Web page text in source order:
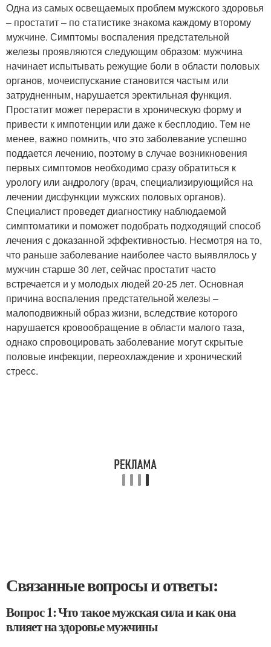
Одна из самых освещаемых проблем мужского здоровья
– простатит – по статистике знакома каждому второму
мужчине. Симптомы воспаления предстательной
железы проявляются следующим образом: мужчина
начинает испытывать режущие боли в области половых
органов, мочеиспускание становится частым или
затрудненным, нарушается эректильная функция.
Простатит может перерасти в хроническую форму и
привести к импотенции или даже к бесплодию. Тем не
менее, важно помнить, что это заболевание успешно
поддается лечению, поэтому в случае возникновения
первых симптомов необходимо сразу обратиться к
урологу или андрологу (врач, специализирующийся на
лечении дисфункции мужских половых органов).
Специалист проведет диагностику наблюдаемой
симптоматики и поможет подобрать подходящий способ
лечения с доказанной эффективностью. Несмотря на то,
что раньше заболевание наиболее часто выявлялось у
мужчин старше 30 лет, сейчас простатит часто
встречается и у молодых людей 20-25 лет. Основная
причина воспаления предстательной железы –
малоподвижный образ жизни, вследствие которого
нарушается кровообращение в области малого таза,
однако спровоцировать заболевание могут скрытые
половые инфекции, переохлаждение и хронический
стресс.
Связанные вопросы и ответы:
Вопрос 1: Что такое мужская сила и как она
влияет на здоровье мужчины